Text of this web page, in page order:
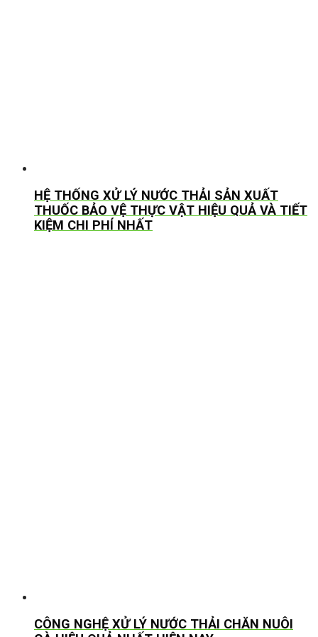
HỆ THỐNG XỬ LÝ NƯỚC THẢI SẢN XUẤT
THUỐC BẢO VỆ THỰC VẬT HIỆU QUẢ VÀ TIẾT
KIỆM CHI PHÍ NHẤT
CÔNG NGHỆ XỬ LÝ NƯỚC THẢI CHĂN NUÔI